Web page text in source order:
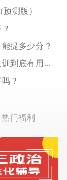
测版）
提多少分？
西安伊顿单招集训课怎么样？单招集训到底有用没有？
？
热门福利